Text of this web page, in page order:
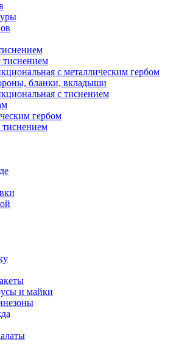
тиснением
с металлическим гербом
бланки, вкладыши
с тиснением
гербом
и майки